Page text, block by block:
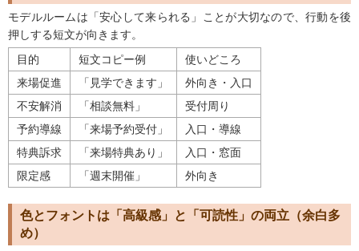
モデルルームは「安心して来られる」ことが大切なので、行動を後
押しする短文が向きます。
目的
短文コピー例
使いどころ
来場促進
「見学できます」
外向き・入口
不安解消
「相談無料」
受付周り
予約導線
「来場予約受付」
入口・導線
特典訴求
「来場特典あり」
入口・窓面
限定感
「週末開催」 外向き
色とフォントは「高級感」と「可読性」の両立（余白多
め）